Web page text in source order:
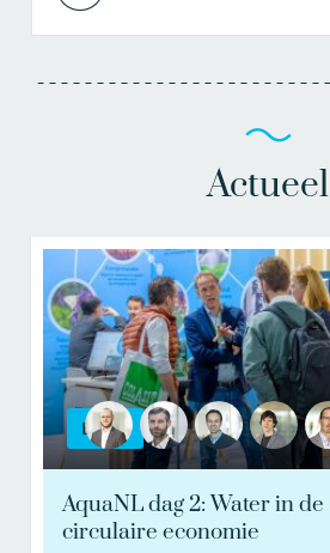
Actueel
BLOG
AquaNL dag 2: Water in de
circulaire economie